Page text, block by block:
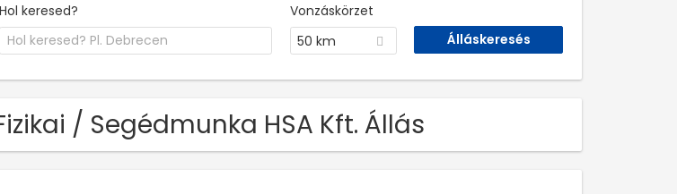
Hol keresed?
Vonzáskörzet
50 km
/ Segédmunka HSA Kft. Állás